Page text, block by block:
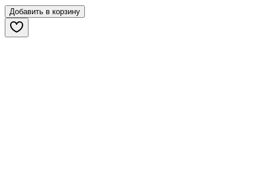
Добавить в корзину